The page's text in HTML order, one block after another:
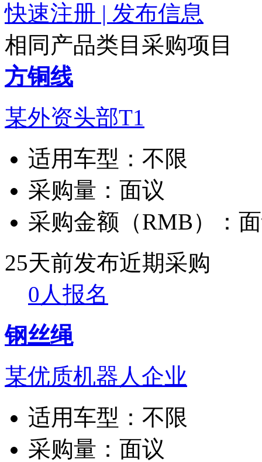
快速注册 | 发布信息
相同产品类目采购项目
方铜线
某外资头部T1
适用车型： 不限
采购量： 面议
采购金额（RMB）：
25天前发布近期采购
0人报名
钢丝绳
某优质机器人企业
适用车型： 不限
采购量： 面议